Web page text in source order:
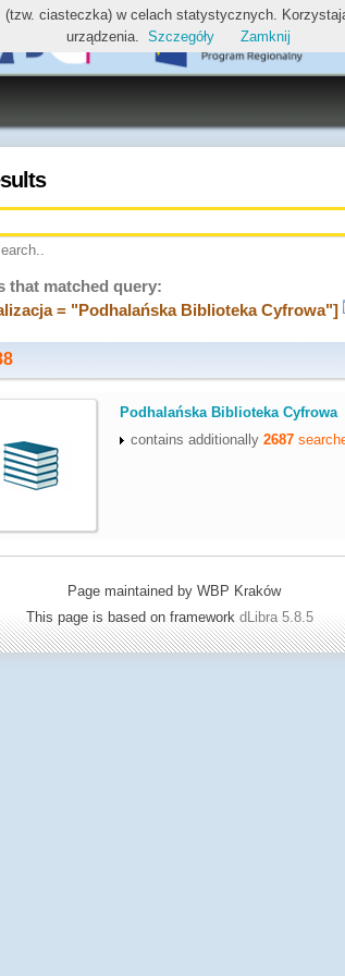
that matched query:
= "Podhalańska Biblioteka Cyfrowa"]
Podhalańska Biblioteka Cyfrowa
contains additionally2687
Page maintained by WBP Kraków
This page is based on framework dLibra 5.8.5
ciasteczka) w celach statystycznych.
urządzenia. Szczegóły Zamknij